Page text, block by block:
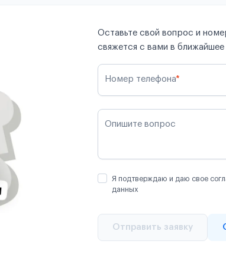
Оставьте свой вопрос и
свяжется с вами в ближайшее
Номер телефона*
Опишите вопрос
Я подтверждаю и даю свое
данных
Отправить заявку